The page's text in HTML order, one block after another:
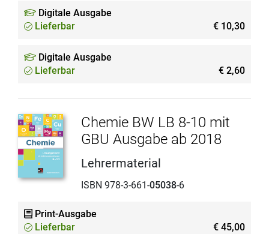
Digitale Ausgabe
Lieferbar
€ 10,30
Digitale Ausgabe
Lieferbar
€ 2,60
Chemie BW LB 8-10 mit
GBU Ausgabe ab 2018
Lehrermaterial
ISBN 978-3-661-05038-6
Print-Ausgabe
Lieferbar
€ 45,00